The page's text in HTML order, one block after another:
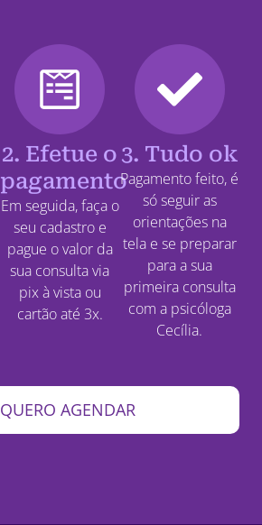
2. Efetue o
pagamento
Em seguida, faça o
seu cadastro e
pague o valor da
sua consulta via
pix à vista ou
cartão até 3x.
3. Tudo ok
Pagamento feito, é
só seguir as
orientações na
tela e se preparar
para a sua
primeira consulta
com a psicóloga
Cecília.
QUERO AGENDAR